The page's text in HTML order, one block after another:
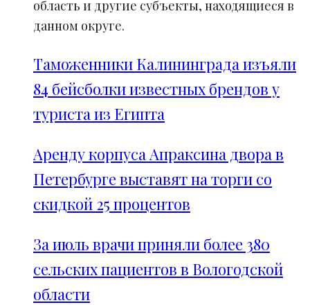
область и другие субъекты, находящиеся в
данном округе.
Таможенники Калининграда изъяли
84 бейсболки известных брендов у
туриста из Египта
Аренду корпуса Апраксина двора в
Петербурге выставят на торги со
скидкой 25 процентов
За июль врачи приняли более 380
сельских пациентов в Вологодской
области